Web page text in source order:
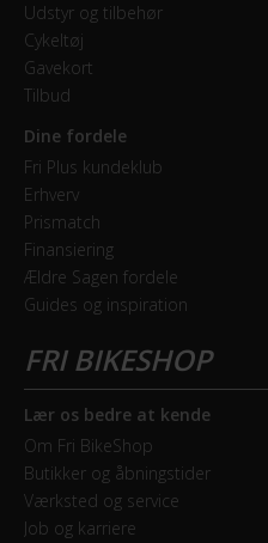
Udstyr og tilbehør
Cykeltøj
Gavekort
Tilbud
Dine fordele
Fri Plus kundeklub
Erhverv
Prismatch
Finansiering
Ældre Sagen fordele
Guides og inspiration
Lær os bedre at kende
Om Fri BikeShop
Butikker og åbningstider
Værksted og service
Job og karriere